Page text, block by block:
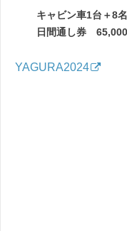
キャビン車1台＋8
日間通し券
YAGURA2024